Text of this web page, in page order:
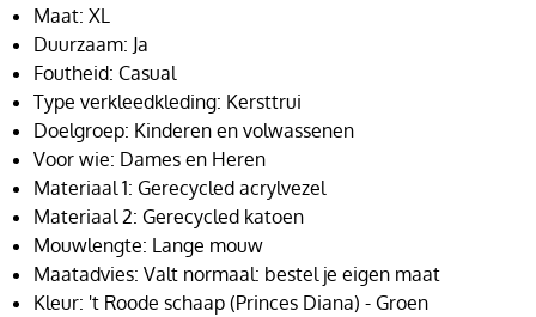
Maat: XL
Duurzaam: Ja
Foutheid: Casual
Type verkleedkleding: Kersttrui
Doelgroep: Kinderen en volwassenen
Voor wie: Dames en Heren
Materiaal 1: Gerecycled acrylvezel
Materiaal 2: Gerecycled katoen
Mouwlengte: Lange mouw
Maatadvies: Valt normaal: bestel je eigen maat
Kleur: 't Roode schaap (Princes Diana) - Groen